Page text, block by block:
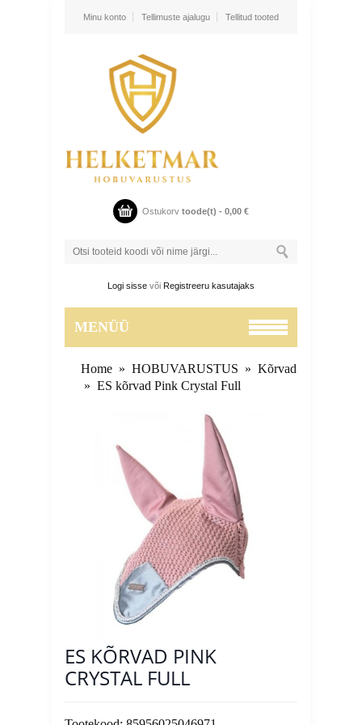
Minu konto Tellimuste ajalugu Tellitud tooted
Ostukorv toode(t) - 0,00 €
Logi sisse või Registreeru kasutajaks
MENÜÜ
Home » HOBUVARUSTUS » Kõrvad
» ES kõrvad Pink Crystal Full
ES KÕRVAD PINK
CRYSTAL FULL